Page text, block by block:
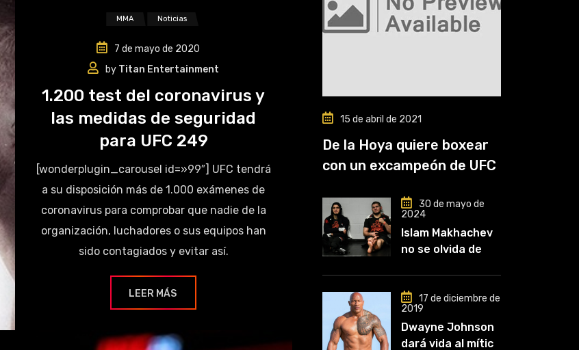
MMA Noticias
7 de mayo de 2020
by Titan Entertainment
1.200 test del coronavirus y
las medidas de seguridad
para UFC 249
[wonderplugin_carousel id=»99″] UFC tendrá
a su disposición más de 1.000 exámenes de
coronavirus para comprobar que nadie de la
organización, luchadores o sus equipos han
sido contagiados y evitar así.
LEER MÁS
15 de abril de 2021
De la Hoya quiere boxear
con un excampeón de UFC
30 de mayo de
2024
Islam Makhachev
no se olvida de
que comencé a
entrenar, jugó un
papel clave en mi
17 de diciembre de
2019
Dwayne Johnson
dará vida al mítico